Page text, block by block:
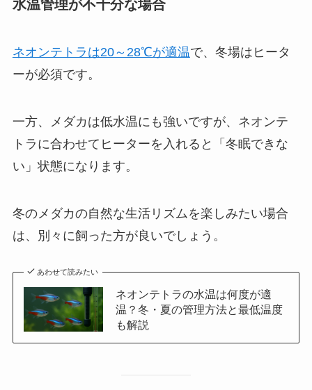
水温管理が不十分な場合
ネオンテトラは20～28℃が適温で、冬場はヒータ
ーが必須です。
一方、メダカは低水温にも強いですが、ネオンテ
トラに合わせてヒーターを入れると「冬眠できな
い」状態になります。
冬のメダカの自然な生活リズムを楽しみたい場合
は、別々に飼った方が良いでしょう。
あわせて読みたい
ネオンテトラの水温は何度が適
温？冬・夏の管理方法と最低温度
も解説